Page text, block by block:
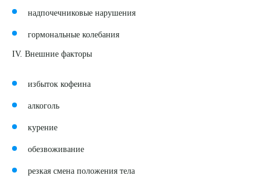
надпочечниковые нарушения
гормональные колебания
IV. Внешние факторы
избыток кофеина
алкоголь
курение
обезвоживание
резкая смена положения тела